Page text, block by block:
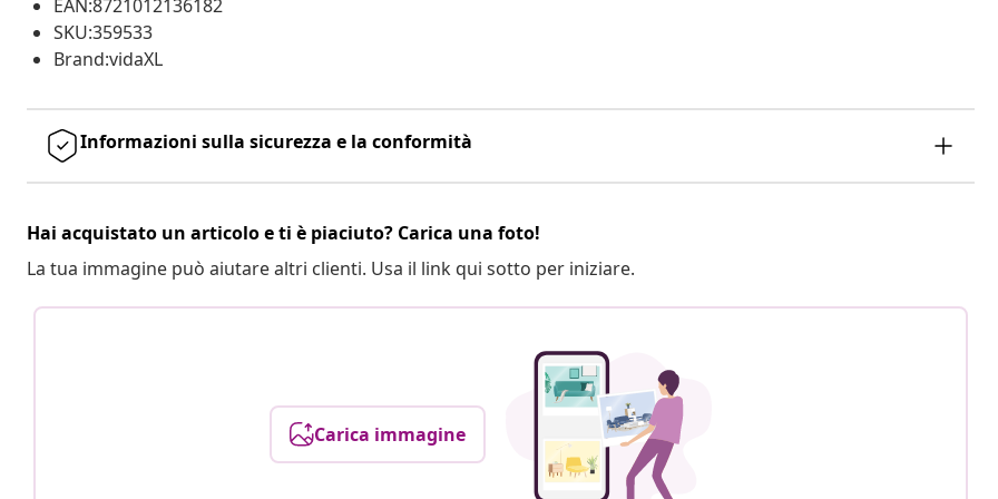
EAN:8721012136182
SKU:359533
Brand:vidaXL
Informazioni sulla sicurezza e la conformità
Hai acquistato un articolo e ti è piaciuto? Carica una foto!
La tua immagine può aiutare altri clienti. Usa il link qui sotto per iniziare.
Carica immagine